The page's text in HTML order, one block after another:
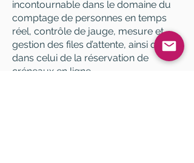
incontournable dans le domaine du
comptage de personnes en temps
réel, contrôle de jauge, mesure et
gestion des files d’attente, ainsi que
dans celui de la réservation de
créneaux en ligne.